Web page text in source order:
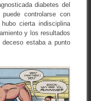
diabetes del
controlarse con
cierta indisciplina
y los resultados
estaba a punto